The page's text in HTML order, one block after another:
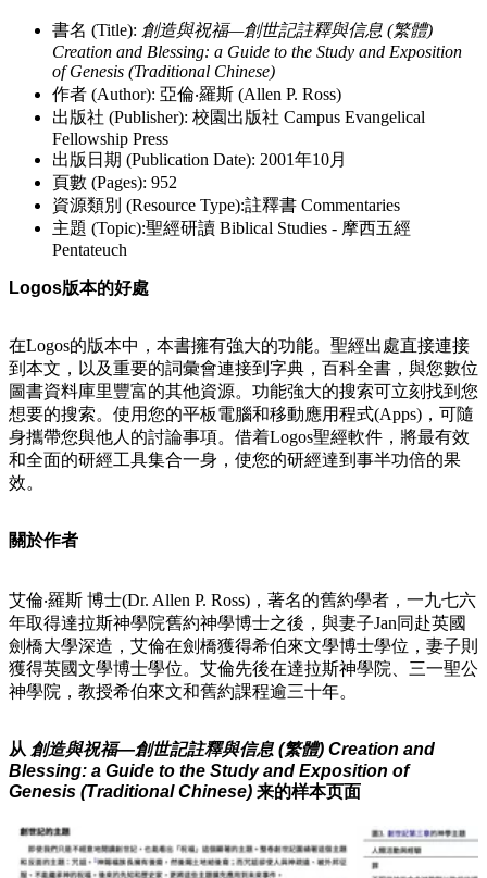
書名 (Title): 創造與祝福—創世記註釋與信息 (繁體)
Creation and Blessing: a Guide to the Study and Exposition
of Genesis (Traditional Chinese)
作者 (Author): 亞倫‧羅斯 (Allen P. Ross)
出版社 (Publisher): 校園出版社 Campus Evangelical
Fellowship Press
出版日期 (Publication Date): 2001年10月
頁數 (Pages): 952
資源類別 (Resource Type):註釋書 Commentaries
主題 (Topic):聖經研讀 Biblical Studies - 摩西五經
Pentateuch
Logos版本的好處
在Logos的版本中，本書擁有強大的功能。聖經出處直接連接
到本文，以及重要的詞彙會連接到字典，百科全書，與您數位
圖書資料庫里豐富的其他資源。功能強大的搜索可立刻找到您
想要的搜索。使用您的平板電腦和移動應用程式(Apps)，可隨
身攜帶您與他人的討論事項。借着Logos聖經軟件，將最有效
和全面的研經工具集合一身，使您的研經達到事半功倍的果
效。
關於作者
艾倫‧羅斯 博士(Dr. Allen P. Ross)，著名的舊約學者，一九七六
年取得達拉斯神學院舊約神學博士之後，與妻子Jan同赴英國
劍橋大學深造，艾倫在劍橋獲得希伯來文學博士學位，妻子則
獲得英國文學博士學位。艾倫先後在達拉斯神學院、三一聖公
神學院，教授希伯來文和舊約課程逾三十年。
从 創造與祝福—創世記註釋與信息 (繁體) Creation and
Blessing: a Guide to the Study and Exposition of
Genesis (Traditional Chinese) 来的样本页面